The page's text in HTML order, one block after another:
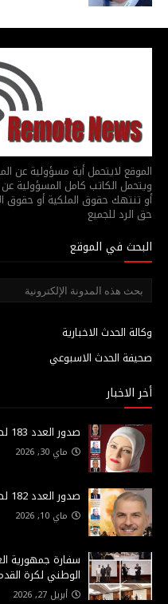
الموقع لايتحمل أية مسؤولية عن
ويتحمل الكاتب كامل المسؤولية عن
أو تنتهك حقوق الملكية أو حقوق
حق الرد للجميع
البحث في الموقع
وكالة الحدث الاخبارية
صحيفة الحدث الاسبوعي
أخر الاخبار
صدور العدد 183 لصحيفة الحدث الاسبوعي من لندن
ماي 30, 2026
صدور العدد 182 لصحيفة الحدث الاسبوعي من لندن
ماي 10, 2026
سفارة جمهورية
الوطني لكرة
أبريل 27, 2026